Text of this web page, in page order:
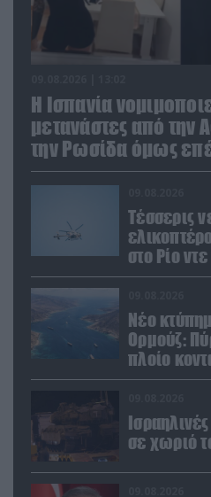
Η Ισπανία
μετανάστες από την
την Ρωσίδα όμως
απέλαση
Τέσσερις
στο Ρίο
Νέο
Ορμούζ:
πλοίο
σε χωριό